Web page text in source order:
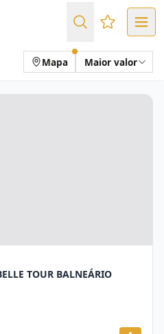
Favoritos
Mapa Maior valor
TOUR BALNEÁRIO